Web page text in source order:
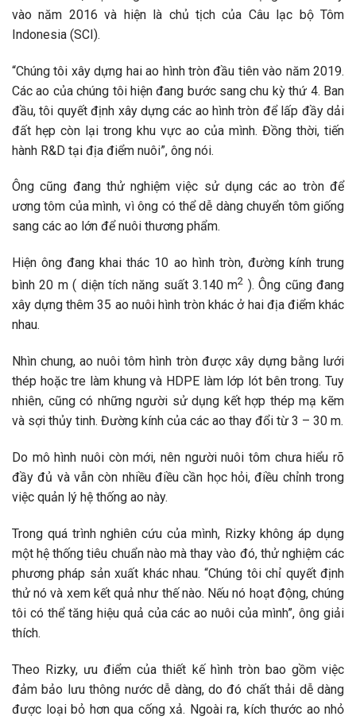
vào năm 2016 và hiện là chủ tịch của Câu lạc bộ Tôm
Indonesia (SCI).
“Chúng tôi xây dựng hai ao hình tròn đầu tiên vào năm 2019.
Các ao của chúng tôi hiện đang bước sang chu kỳ thứ 4. Ban
đầu, tôi quyết định xây dựng các ao hình tròn để lấp đầy dải
đất hẹp còn lại trong khu vực ao của mình. Đồng thời, tiến
hành R&D tại địa điểm nuôi”, ông nói.
Ông cũng đang thử nghiệm việc sử dụng các ao tròn để
ương tôm của mình, vì ông có thể dễ dàng chuyển tôm giống
sang các ao lớn để nuôi thương phẩm.
Hiện ông đang khai thác 10 ao hình tròn, đường kính trung
bình 20 m ( diện tích năng suất 3.140 m2 ). Ông cũng đang
xây dựng thêm 35 ao nuôi hình tròn khác ở hai địa điểm khác
nhau.
Nhìn chung, ao nuôi tôm hình tròn được xây dựng bằng lưới
thép hoặc tre làm khung và HDPE làm lớp lót bên trong. Tuy
nhiên, cũng có những người sử dụng kết hợp thép mạ kẽm
và sợi thủy tinh. Đường kính của các ao thay đổi từ 3 – 30 m.
Do mô hình nuôi còn mới, nên người nuôi tôm chưa hiểu rõ
đầy đủ và vẫn còn nhiều điều cần học hỏi, điều chỉnh trong
việc quản lý hệ thống ao này.
Trong quá trình nghiên cứu của mình, Rizky không áp dụng
một hệ thống tiêu chuẩn nào mà thay vào đó, thử nghiệm các
phương pháp sản xuất khác nhau. “Chúng tôi chỉ quyết định
thử nó và xem kết quả như thế nào. Nếu nó hoạt động, chúng
tôi có thể tăng hiệu quả của các ao nuôi của mình”, ông giải
thích.
Theo Rizky, ưu điểm của thiết kế hình tròn bao gồm việc
đảm bảo lưu thông nước dễ dàng, do đó chất thải dễ dàng
được loại bỏ hơn qua cống xả. Ngoài ra, kích thước ao nhỏ